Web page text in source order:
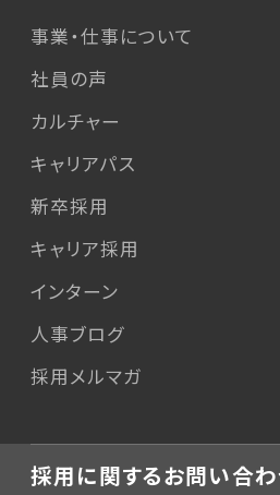
事業・仕事について
社員の声
カルチャー
キャリアパス
新卒採用
キャリア採用
インターン
人事ブログ
採用メルマガ
採用に関するお問い合